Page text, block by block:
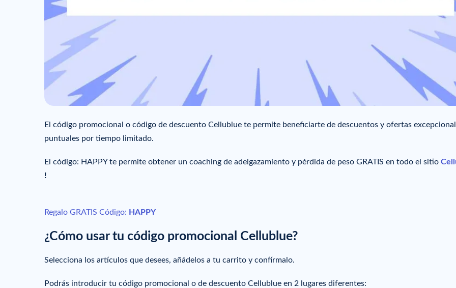
El código promocional o código de descuento Cellublue te permite beneficiarte de descuentos y ofertas
puntuales por tiempo limitado.
El código: HAPPY te permite obtener un coaching de adelgazamiento y pérdida de peso GRATIS en todo el sitio
!
Regalo GRATIS Código: HAPPY
¿Cómo usar tu código promocional Cellublue?
Selecciona los artículos que desees, añádelos a tu carrito y confírmalo.
Podrás introducir tu código promocional o de descuento Cellublue en 2 lugares diferentes: